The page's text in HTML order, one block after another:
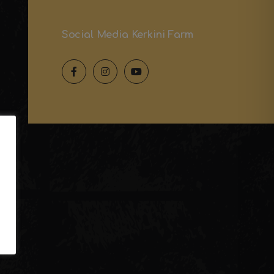
Social Media Kerkini Farm